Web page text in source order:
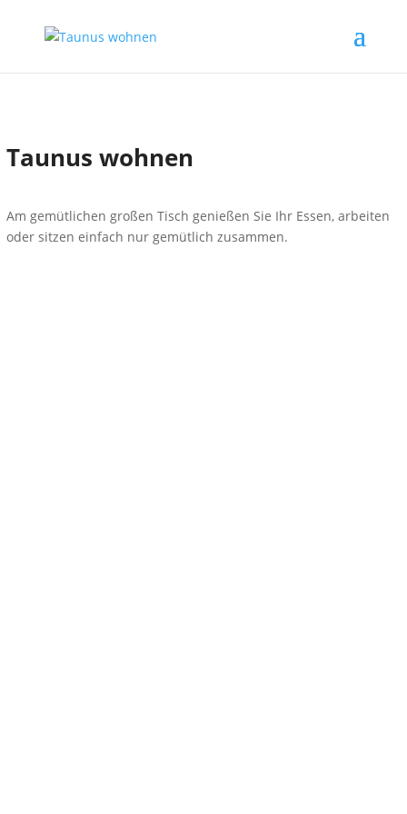
Taunus wohnen
Am gemütlichen großen Tisch genießen Sie Ihr Essen, arbeiten
oder sitzen einfach nur gemütlich zusammen.